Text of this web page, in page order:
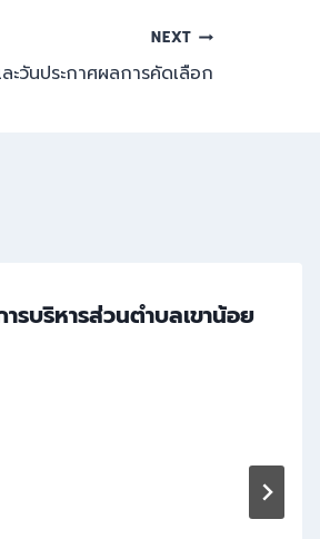
NEXT
วันประกาศผลการคัดเลือก
รบริหารส่วนตำบลเขาน้อย